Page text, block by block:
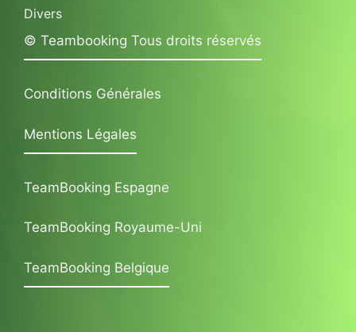
Divers
© Teambooking Tous droits réservés
Conditions Générales
Mentions Légales
TeamBooking Espagne
TeamBooking Royaume-Uni
TeamBooking Belgique